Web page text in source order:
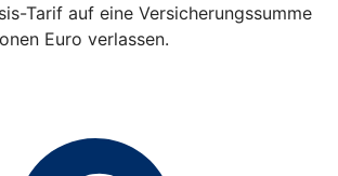
Tarif auf eine Versicherungssumme
Euro verlassen.